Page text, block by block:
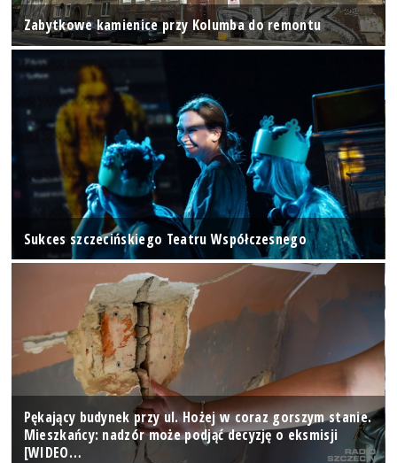
Zabytkowe kamienice przy Kolumba do remontu
Sukces szczecińskiego Teatru Współczesnego
Pękający budynek przy ul. Hożej w coraz gorszym stanie.
Mieszkańcy: nadzór może podjąć decyzję o eksmisji
[WIDEO…